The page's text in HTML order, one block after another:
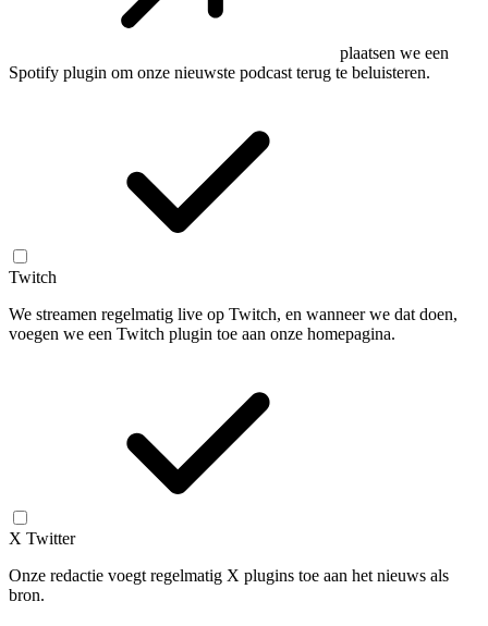
plaatsen we een
Spotify plugin om onze nieuwste podcast terug te beluisteren.
Twitch
We streamen regelmatig live op Twitch, en wanneer we dat doen,
voegen we een Twitch plugin toe aan onze homepagina.
X Twitter
Onze redactie voegt regelmatig X plugins toe aan het nieuws als
bron.